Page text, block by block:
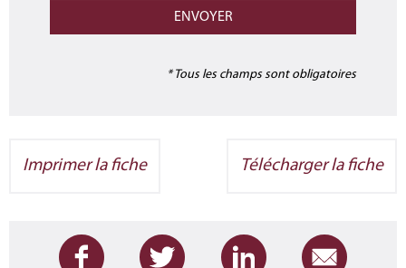
* Tous les champs sont obligatoires
Imprimer la fiche Télécharger la fiche